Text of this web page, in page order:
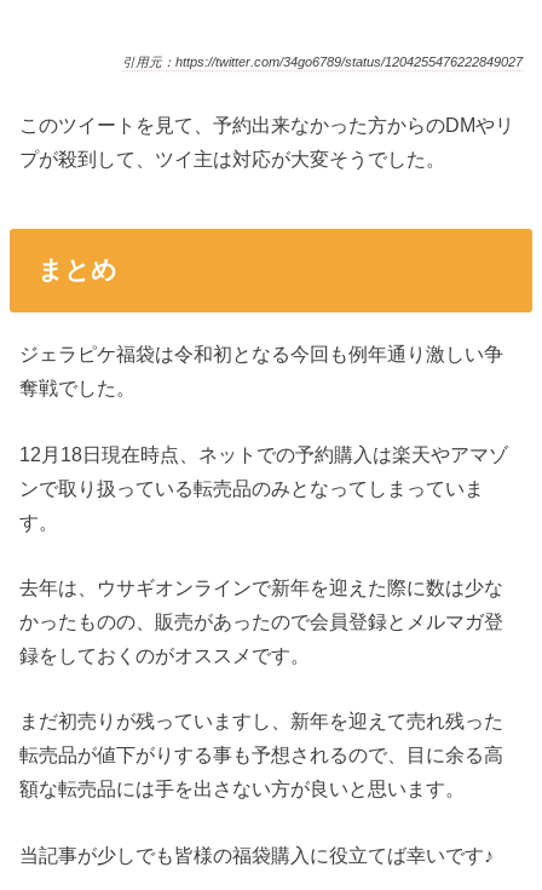
引用元：https://twitter.com/34go6789/status/1204255476222849027
このツイートを見て、予約出来なかった方からのDMやリ
プが殺到して、ツイ主は対応が大変そうでした。
まとめ
ジェラピケ福袋は令和初となる今回も例年通り激しい争
奪戦でした。
12月18日現在時点、ネットでの予約購入は楽天やアマゾ
ンで取り扱っている転売品のみとなってしまっていま
す。
去年は、ウサギオンラインで新年を迎えた際に数は少な
かったものの、販売があったので会員登録とメルマガ登
録をしておくのがオススメです。
まだ初売りが残っていますし、新年を迎えて売れ残った
転売品が値下がりする事も予想されるので、目に余る高
額な転売品には手を出さない方が良いと思います。
当記事が少しでも皆様の福袋購入に役立てば幸いです♪